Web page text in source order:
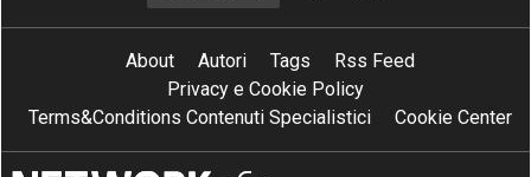
About Autori Tags
Rss Feed
Privacy e Cookie Policy
Terms&Conditions Contenuti Specialistici
Cookie Center